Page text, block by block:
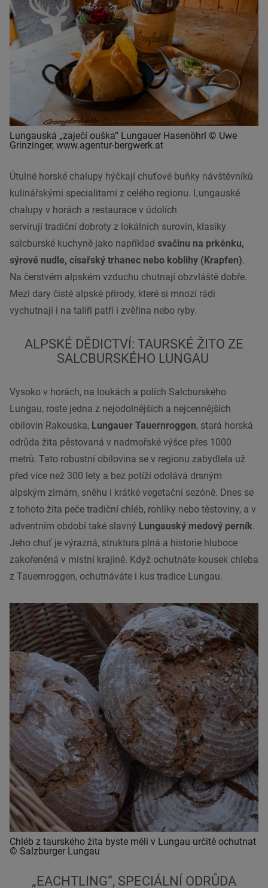
Lungauská „zaječí ouška“ Lungauer Hasenöhrl © Uwe
Grinzinger, www.agentur-bergwerk.at
Útulné horské chalupy hýčkají chuťové buňky návštěvníků
kulinářskými specialitami z celého regionu. Lungauské
chalupy v horách a restaurace v údolích
servírují tradiční dobroty z lokálních surovin, klasiky
salcburské kuchyně jako například svačinu na prkénku,
sýrové nudle, císařský trhanec nebo koblihy (Krapfen).
Na čerstvém alpském vzduchu chutnají obzvláště dobře.
Mezi dary čisté alpské přírody, které si mnozí rádi
vychutnají i na talíři patří i zvěřina nebo ryby.
ALPSKÉ DĚDICTVÍ: TAURSKÉ ŽITO ZE
SALCBURSKÉHO LUNGAU
Vysoko v horách, na loukách a polích Salcburského
Lungau, roste jedna z nejodolnějších a nejcennějších
obilovin Rakouska, Lungauer Tauernroggen, stará horská
odrůda žita pěstovaná v nadmořské výšce přes 1000
metrů. Tato robustní obilovina se v regionu zabydlela už
před více než 300 lety a bez potíží odolává drsným
alpským zimám, sněhu i krátké vegetační sezóně. Dnes se
z tohoto žita peče tradiční chléb, rohlíky nebo těstoviny, a v
adventním období také slavný Lungauský medový perník.
Jeho chuť je výrazná, struktura plná a historie hluboce
zakořeněná v místní krajině. Když ochutnáte kousek chleba
z Tauernroggen, ochutnáváte i kus tradice Lungau.
Chléb z taurského žita byste měli v Lungau určitě ochutnat
© Salzburger Lungau
„EACHTLING“, SPECIÁLNÍ ODRŮDA